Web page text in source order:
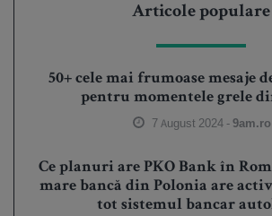
Articole populare
50+ cele mai frumoase mesaje
pentru momentele grele
7 August 2024 -9am.ro
Ce planuri are PKO Bank în
mare bancă din Polonia are
tot sistemul bancar